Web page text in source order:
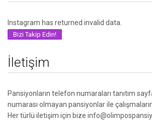
Instagram has returned invalid data.
Bizi Takip Edin!
İletişim
Pansiyonların telefon numaraları tanıtım
numarası olmayan pansiyonlar ile
Her türlü iletişim için bize